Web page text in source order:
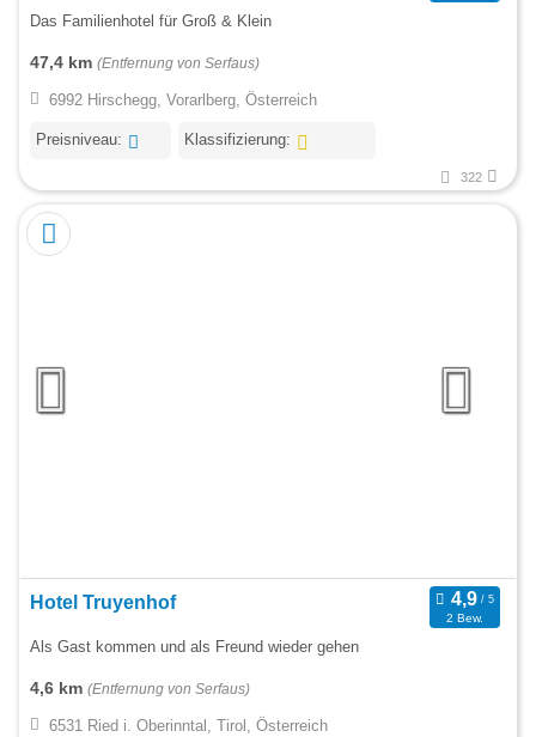
Das Familienhotel für Groß & Klein
47,4 km (Entfernung von Serfaus)
6992 Hirschegg, Vorarlberg, Österreich
Preisniveau: Klassifizierung:
322
Hotel Truyenhof
2 Bew.
Als Gast kommen und als Freund wieder gehen
4,6 km (Entfernung von Serfaus)
6531 Ried i. Oberinntal, Tirol, Österreich